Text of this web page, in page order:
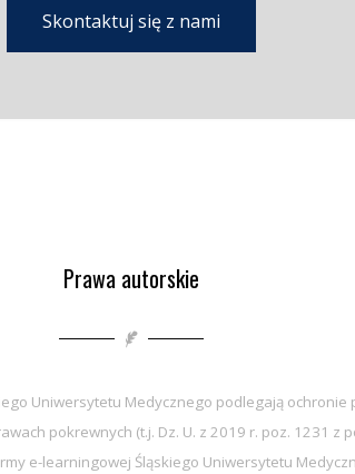
Skontaktuj się z nami
Prawa autorskie
Uniwersytetu Medycznego podlegają
pokrewnych (t.j. Dz. U. z 2019 r. poz. 1231 z
e-learningowej Śląskiego Uniwersytetu